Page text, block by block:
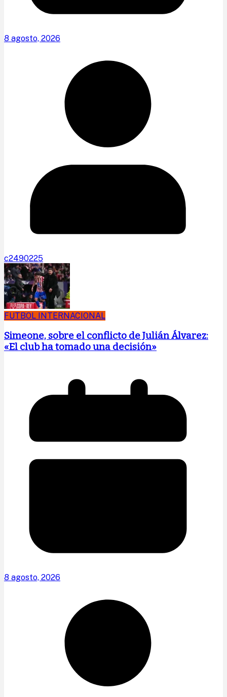
8 agosto, 2026
c2490225
FUTBOL INTERNACIONAL
Simeone, sobre el conflicto de Julián Álvarez:
«El club ha tomado una decisión»
8 agosto, 2026